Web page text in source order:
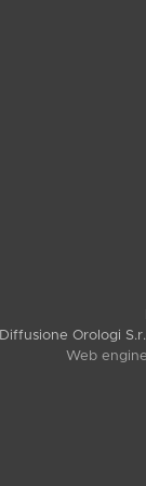
Diffusione Orologi
Web